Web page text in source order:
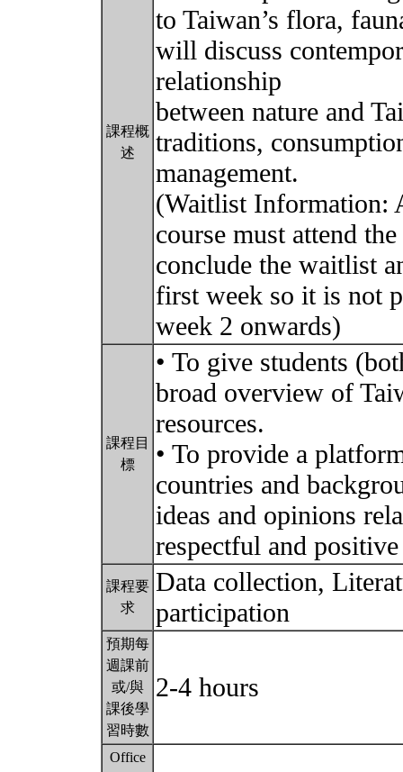
課程概
述
to Taiwan’s flora,
will discuss
relationship
between nature and
traditions,
management.
(Waitlist Information:
course must attend
conclude the waitlist
first week so it is not
week 2 onwards)
課程目
標
• To give students
broad overview of
resources.
• To provide a
countries and
ideas and opinions
respectful and
課程要
求
Data collection,
participation
預期每
週課前
或/與
課後學
習時數
2-4 hours
Office